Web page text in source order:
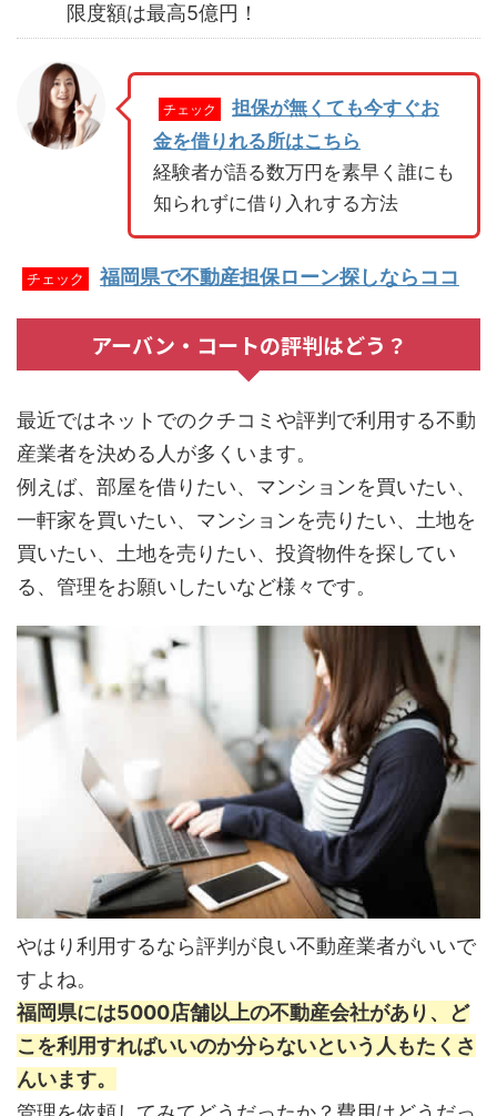
限度額は最高5億円！
チェック
担保が無くても今すぐお
金を借りれる所はこちら
経験者が語る数万円を素早く誰にも
知られずに借り入れする方法
チェック 福岡県で不動産担保ローン探しならココ
アーバン・コートの評判はどう？
最近ではネットでのクチコミや評判で利用する不動
産業者を決める人が多くいます。
例えば、部屋を借りたい、マンションを買いたい、
一軒家を買いたい、マンションを売りたい、土地を
買いたい、土地を売りたい、投資物件を探してい
る、管理をお願いしたいなど様々です。
やはり利用するなら評判が良い不動産業者がいいで
すよね。
福岡県には5000店舗以上の不動産会社があり、ど
こを利用すればいいのか分らないという人もたくさ
んいます。